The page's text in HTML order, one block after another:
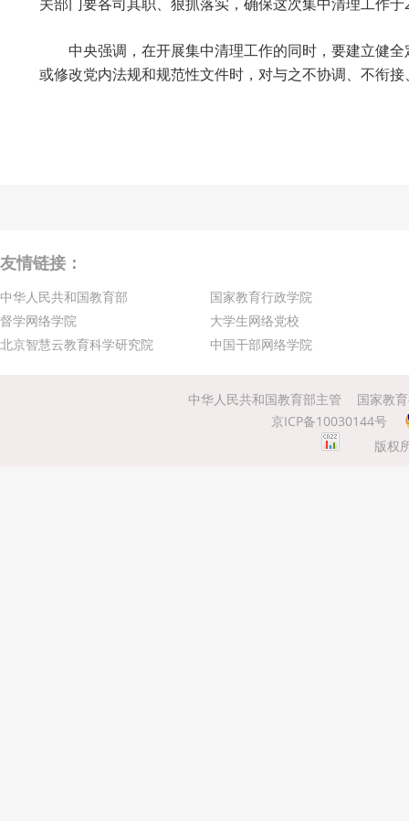
中央强调，在开展集中清理工作的同时，要建立健全
或修改党内法规和规范性文件时，对与之不协调、不衔
友情链接：
中华人民共和国教育部
国家教育行政学院
督学网络学院
大学生网络党校
北京智慧云教育科学研究院
中国干部网络学院
中华人民共和国教育部主管
国家教
京ICP备10030144号
版权